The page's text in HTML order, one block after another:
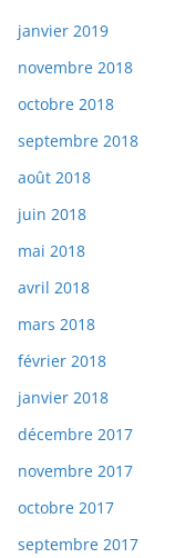
janvier 2019
novembre 2018
octobre 2018
septembre 2018
août 2018
juin 2018
mai 2018
avril 2018
mars 2018
février 2018
janvier 2018
décembre 2017
novembre 2017
octobre 2017
septembre 2017